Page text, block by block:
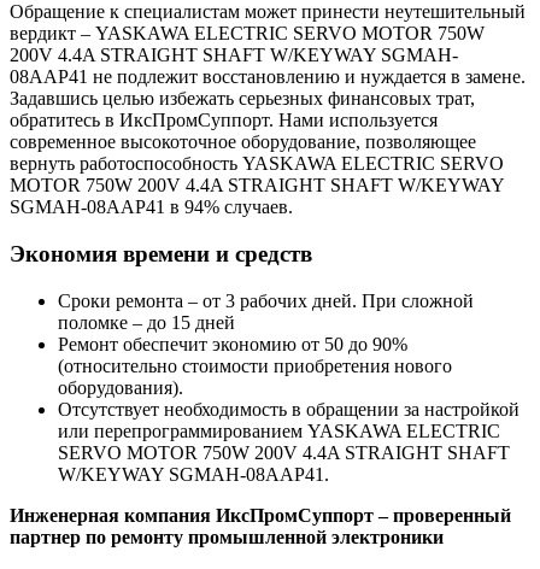
Обращение к специалистам может принести неутешительный
вердикт – YASKAWA ELECTRIC SERVO MOTOR 750W
200V 4.4A STRAIGHT SHAFT W/KEYWAY SGMAH-
08AAP41 не подлежит восстановлению и нуждается в замене.
Задавшись целью избежать серьезных финансовых трат,
обратитесь в ИксПромСуппорт. Нами используется
современное высокоточное оборудование, позволяющее
вернуть работоспособность YASKAWA ELECTRIC SERVO
MOTOR 750W 200V 4.4A STRAIGHT SHAFT W/KEYWAY
SGMAH-08AAP41 в 94% случаев.
Экономия времени и средств
Сроки ремонта – от 3 рабочих дней. При сложной
поломке – до 15 дней
Ремонт обеспечит экономию от 50 до 90%
(относительно стоимости приобретения нового
оборудования).
Отсутствует необходимость в обращении за настройкой
или перепрограммированием YASKAWA ELECTRIC
SERVO MOTOR 750W 200V 4.4A STRAIGHT SHAFT
W/KEYWAY SGMAH-08AAP41.
Инженерная компания ИксПромСуппорт – проверенный
партнер по ремонту промышленной электроники